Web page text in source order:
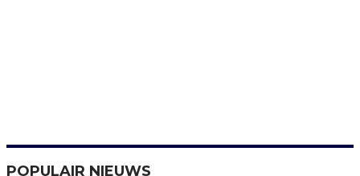
POPULAIR NIEUWS